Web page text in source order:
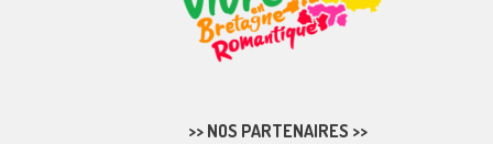
>> NOS PARTENAIRES >>